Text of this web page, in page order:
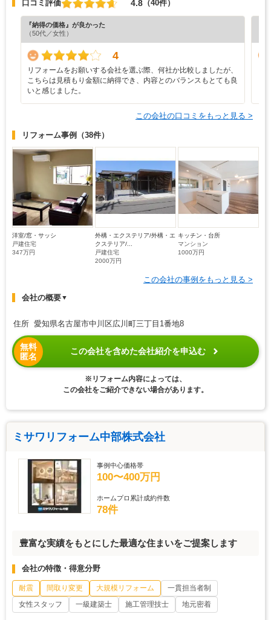
口コミ評価 4.8 （40件）
『納得の価格』が良かった
（50代／女性）
4
リフォームをお願いする会社を選ぶ際、何社か比較しましたが、
こちらは見積もり金額に納得でき、内容とのバランスもとても良
いと感じました。
この会社の口コミをもっと見る >
リフォーム事例 （38件）
洋室/窓・サッシ
戸建住宅
347万円
外構・エクステリア/外構・エ
クステリア/...
戸建住宅
2000万円
キッチン・台所
マンション
1000万円
この会社の事例をもっと見る >
会社の概要▼
住所 愛知県名古屋市中川区広川町三丁目1番地8
無料
匿名
この会社を含めた会社紹介を申込む
※リフォーム内容によっては、
この会社をご紹介できない場合があります。
ミサワリフォーム中部株式会社
事例中心価格帯
100〜400万円
ホームプロ累計成約件数
78件
豊富な実績をもとにした最適な住まいをご提案します
会社の特徴・得意分野
耐震 間取り変更 大規模リフォーム
一貫担当者制
女性スタッフ
一級建築士 施工管理技士 地元密着